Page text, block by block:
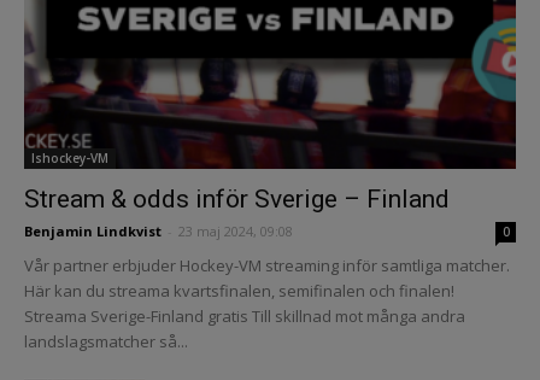
Ishockey-VM
Stream & odds inför Sverige – Finland
Benjamin Lindkvist 23 maj 2024, 09:08 0
Vår partner erbjuder Hockey-VM streaming inför samtliga matcher.
Här kan du streama kvartsfinalen, semifinalen och finalen!
Streama Sverige-Finland gratis Till skillnad mot många andra
landslagsmatcher så...